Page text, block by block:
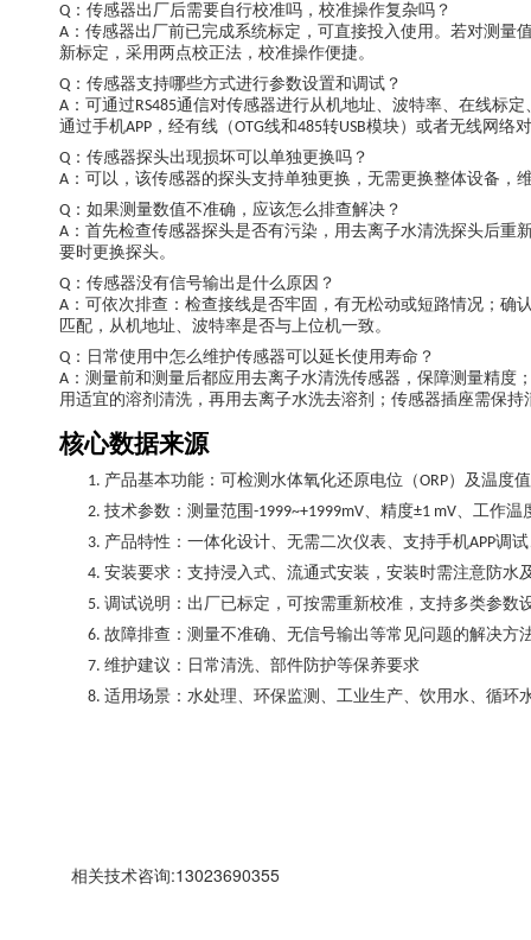
Q ：传感器出厂后需要自行校准吗，校准操作复杂吗？
A ：传感器出厂前已完成系统标定，可直接投入使用。若对测量
新标定，采用两点校正法，校准操作便捷。
Q ：传感器支持哪些方式进行参数设置和调试？
A ：可通过RS485通信对传感器进行从机地址、波特率、在线标定
通过手机APP ，经有线（OTG线和485转USB模块）或者无线网络
Q ：传感器探头出现损坏可以单独更换吗？
A ：可以，该传感器的探头支持单独更换，无需更换整体设备，
Q ：如果测量数值不准确，应该怎么排查解决？
A ：首先检查传感器探头是否有污染，用去离子水清洗探头后
要时更换探头。
Q ：传感器没有信号输出是什么原因？
A ：可依次排查：检查接线是否牢固，有无松动或短路情况；确
匹配，从机地址、波特率是否与上位机一致。
Q ：日常使用中怎么维护传感器可以延长使用寿命？
A ：测量前和测量后都应用去离子水清洗传感器，保障测量精
用适宜的溶剂清洗，再用去离子水洗去溶剂；传感器插座需保
核心数据来源
1. 产品基本功能：可检测水体氧化还原电位（ORP）及温度
2. 技术参数：测量范围 -1999~+1999mV、精度±1 mV、工作温
3. 产品特性：一体化设计、无需二次仪表、支持手机APP调
4. 安装要求：支持浸入式、流通式安装，安装时需注意防水
5. 调试说明：出厂已标定，可按需重新校准，支持多类参数
6. 故障排查：测量不准确、无信号输出等常见问题的解决方
7. 维护建议：日常清洗、部件防护等保养要求
8. 适用场景：水处理、环保监测、工业生产、饮用水、循环
相关技术咨询:13023690355